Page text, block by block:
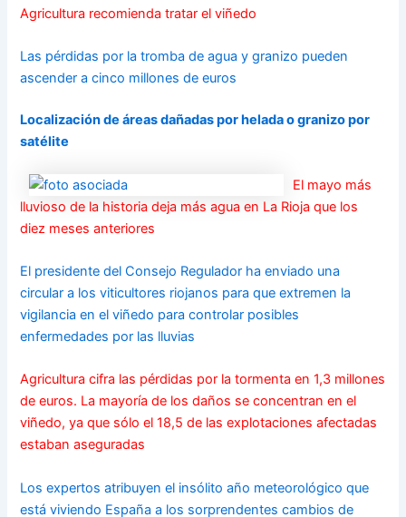
Agricultura recomienda tratar el viñedo
Las pérdidas por la tromba de agua y granizo pueden
ascender a cinco millones de euros
Localización de áreas dañadas por helada o granizo por
satélite
El mayo más
lluvioso de la historia deja más agua en La Rioja que los
diez meses anteriores
El presidente del Consejo Regulador ha enviado una
circular a los viticultores riojanos para que extremen la
vigilancia en el viñedo para controlar posibles
enfermedades por las lluvias
Agricultura cifra las pérdidas por la tormenta en 1,3 millones
de euros. La mayoría de los daños se concentran en el
viñedo, ya que sólo el 18,5 de las explotaciones afectadas
estaban aseguradas
Los expertos atribuyen el insólito año meteorológico que
está viviendo España a los sorprendentes cambios de